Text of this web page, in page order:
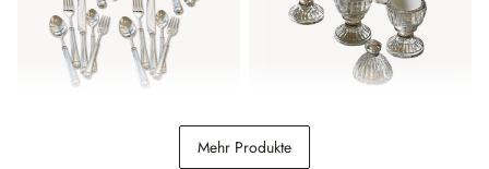
Eierbecher 4er Set Uvirel
Mehr Produkte